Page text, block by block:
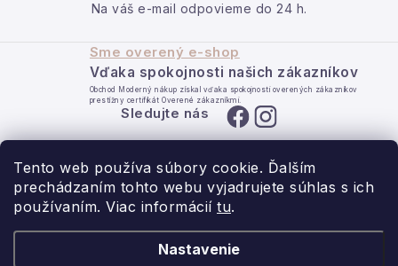
Tento web používa súbory cookie. Ďalším
prechádzaním tohto webu vyjadrujete súhlas s ich
používaním. Viac informácií tu.
Nastavenie
Na váš e-mail odpovieme do 24 h.
Sme overený e-shop
Vďaka spokojnosti našich zákazníkov
Obchod Moderný nákup získal vďaka spokojnosti overených zákazníkov
prestížny certifikát Overené zákazníkmi.
Sledujte nás
- pre domov s láskou.